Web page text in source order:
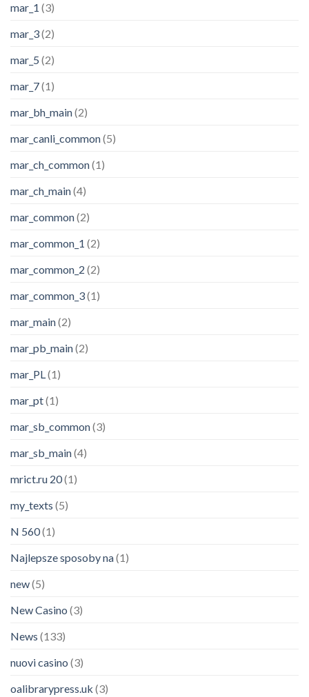
mar_1 (3)
mar_3(2)
mar_5 (2)
mar_7(1)
mar_bh_main(2)
mar_canli_common(5)
mar_ch_common(1)
mar_ch_main(4)
mar_common(2)
mar_common_1 (2)
mar_common_2 (2)
mar_common_3(1)
mar_main(2)
mar_pb_main(2)
mar_PL (1)
mar_pt(1)
mar_sb_common(3)
mar_sb_main(4)
mrict.ru 20(1)
my_texts (5)
N 560(1)
Najlepsze sposoby na(1)
new(5)
New Casino (3)
News (133)
nuovi casino (3)
oalibrarypress.uk (3)